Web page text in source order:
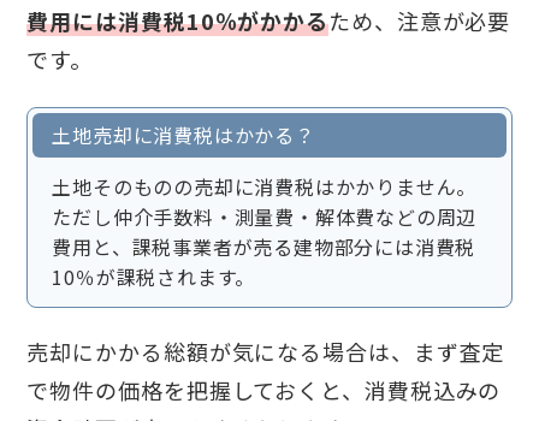
費用には消費税10％がかかるため、注意が必要
です。
土地売却に消費税はかかる？
土地そのものの売却に消費税はかかりません。
ただし仲介手数料・測量費・解体費などの周辺
費用と、課税事業者が売る建物部分には消費税
10％が課税されます。
売却にかかる総額が気になる場合は、まず査定
で物件の価格を把握しておくと、消費税込みの